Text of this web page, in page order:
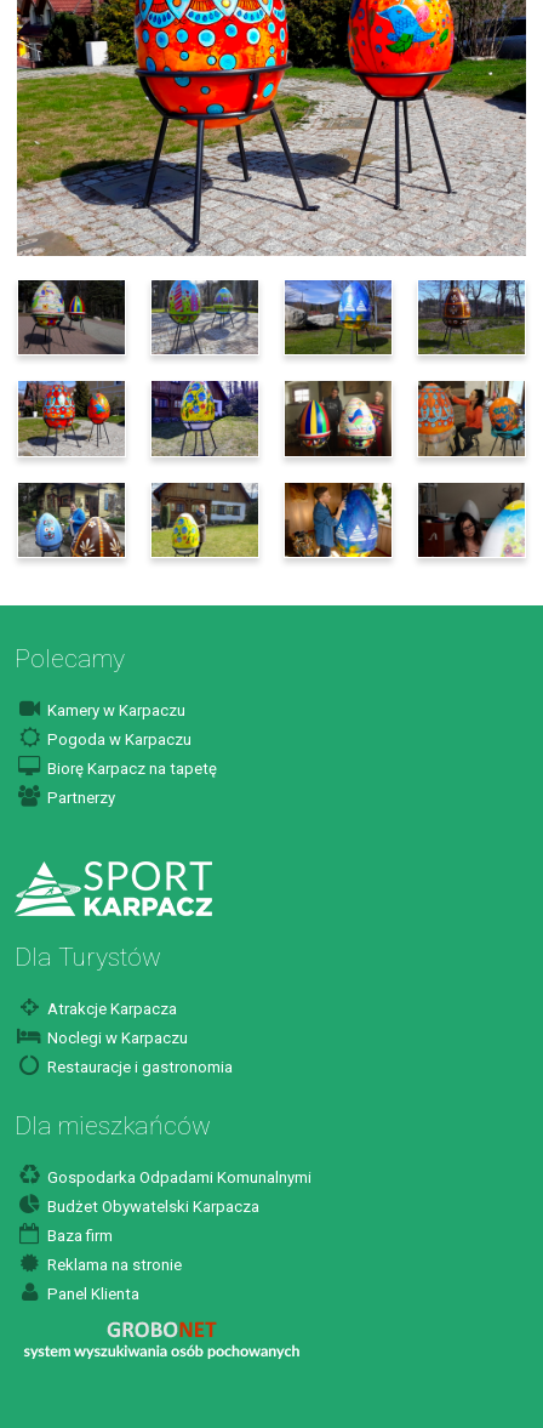
Polecamy
Kamery w Karpaczu
Pogoda w Karpaczu
Biorę Karpacz na tapetę
Partnerzy
Dla Turystów
Atrakcje Karpacza
Noclegi w Karpaczu
Restauracje i gastronomia
Dla mieszkańców
Gospodarka Odpadami Komunalnymi
Budżet Obywatelski Karpacza
Baza firm
Reklama na stronie
Panel Klienta